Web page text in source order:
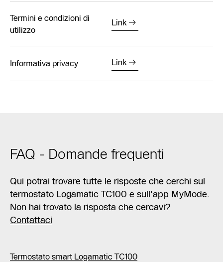
Termini e condizioni di
utilizzo
Link
Informativa privacy Link
FAQ - Domande frequenti
Qui potrai trovare tutte le risposte che cerchi sul
termostato Logamatic TC100 e sull'app MyMode.
Non hai trovato la risposta che cercavi?
Contattaci
Termostato smart Logamatic TC100